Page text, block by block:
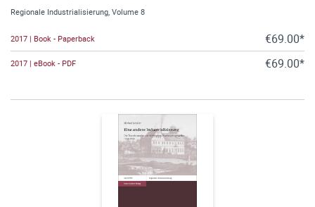
Regionale Industrialisierung, Volume 8
2017 | Book - Paperback €69.00*
2017 | eBook - PDF €69.00*